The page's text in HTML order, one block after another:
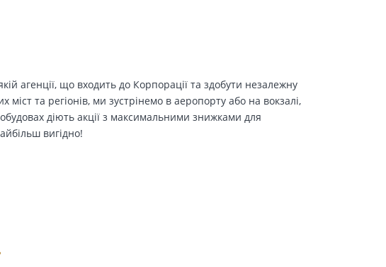
агенції, що входить до Корпорації та здобути незалежну
міст та регіонів, ми зустрінемо в аеропорту або на вокзалі,
діють акції з максимальними знижками для
вигідно!